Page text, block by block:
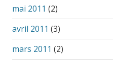
mai 2011 (2)
avril 2011 (3)
mars 2011 (2)